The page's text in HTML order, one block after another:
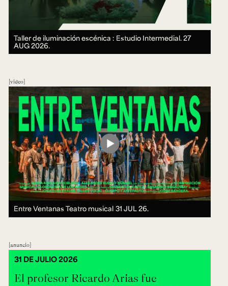
Taller de iluminación escénica : Estudio Intermedial.27
AUG 2026.
video
Entre Ventanas Teatro musical 31 JUL 26.
anuncio
El profesor Ricardo Arias fue
31 DE JULIO 2026